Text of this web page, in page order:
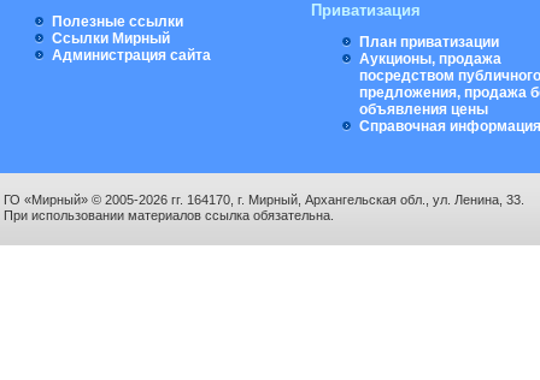
Полезные ссылки
Ссылки Мирный
Администрация сайта
Приватизация
План приватизации
Аукционы, продажа
посредством публичного
предложения, продажа
объявления цены
Справочная информация
ГО «Мирный» © 2005-2026 гг. 164170, г. Мирный, Архангельская обл., ул. Ленина, 33.
При использовании материалов ссылка обязательна.